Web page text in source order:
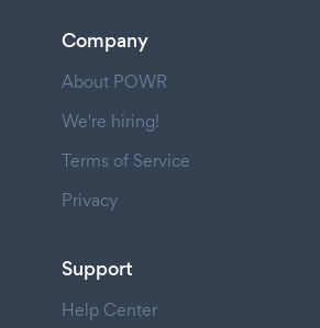
Company
About POWR
We're hiring!
Terms of Service
Privacy
Support
Help Center